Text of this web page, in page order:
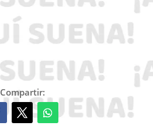
Compartir: